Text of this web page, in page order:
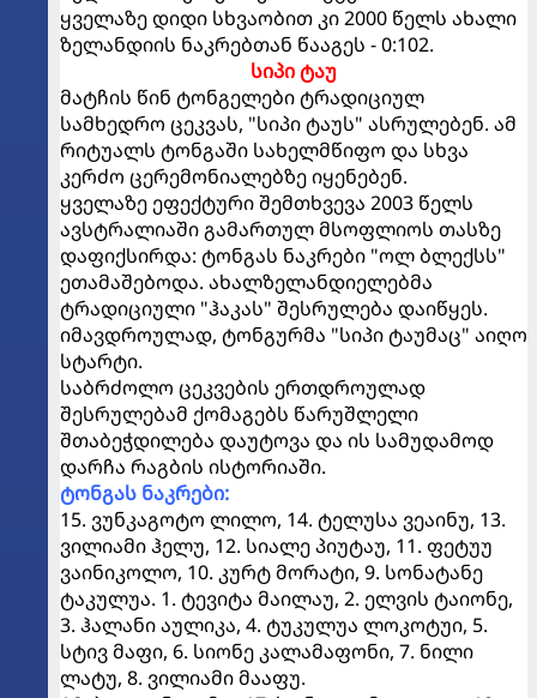
ყველაზე დიდი სხვაობით კი 2000 წელს ახალი
ზელანდიის ნაკრებთან წააგეს - 0:102.
სიპი ტაუ
მატჩის წინ ტონგელები ტრადიციულ
სამხედრო ცეკვას, "სიპი ტაუს" ასრულებენ. ამ
რიტუალს ტონგაში სახელმწიფო და სხვა
კერძო ცერემონიალებზე იყენებენ.
ყველაზე ეფექტური შემთხვევა 2003 წელს
ავსტრალიაში გამართულ მსოფლიოს თასზე
დაფიქსირდა: ტონგას ნაკრები "ოლ ბლექსს"
ეთამაშებოდა. ახალზელანდიელებმა
ტრადიციული "ჰაკას" შესრულება დაიწყეს.
იმავდროულად, ტონგურმა "სიპი ტაუმაც" აიღო
სტარტი.
საბრძოლო ცეკვების ერთდროულად
შესრულებამ ქომაგებს წარუშლელი
შთაბეჭდილება დაუტოვა და ის სამუდამოდ
დარჩა რაგბის ისტორიაში.
ტონგას ნაკრები:
15. ვუნკაგოტო ლილო, 14. ტელუსა ვეაინუ, 13.
ვილიამი ჰელუ, 12. სიალე პიუტაუ, 11. ფეტუუ
ვაინიკოლო, 10. კურტ მორატი, 9. სონატანე
ტაკულუა. 1. ტევიტა მაილაუ, 2. ელვის ტაიონე,
3. ჰალანი აულიკა, 4. ტუკულუა ლოკოტუი, 5.
სტივ მაფი, 6. სიონე კალამაფონი, 7. ნილი
ლატუ, 8. ვილიამი მააფუ.